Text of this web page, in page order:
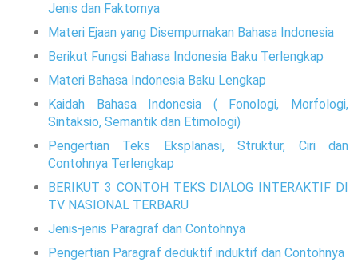
Jenis dan Faktornya
Materi Ejaan yang Disempurnakan Bahasa Indonesia
Berikut Fungsi Bahasa Indonesia Baku Terlengkap
Materi Bahasa Indonesia Baku Lengkap
Kaidah Bahasa Indonesia ( Fonologi, Morfologi,
Sintaksio, Semantik dan Etimologi)
Pengertian Teks Eksplanasi, Struktur, Ciri dan
Contohnya Terlengkap
BERIKUT 3 CONTOH TEKS DIALOG INTERAKTIF DI
TV NASIONAL TERBARU
Jenis-jenis Paragraf dan Contohnya
Pengertian Paragraf deduktif induktif dan Contohnya